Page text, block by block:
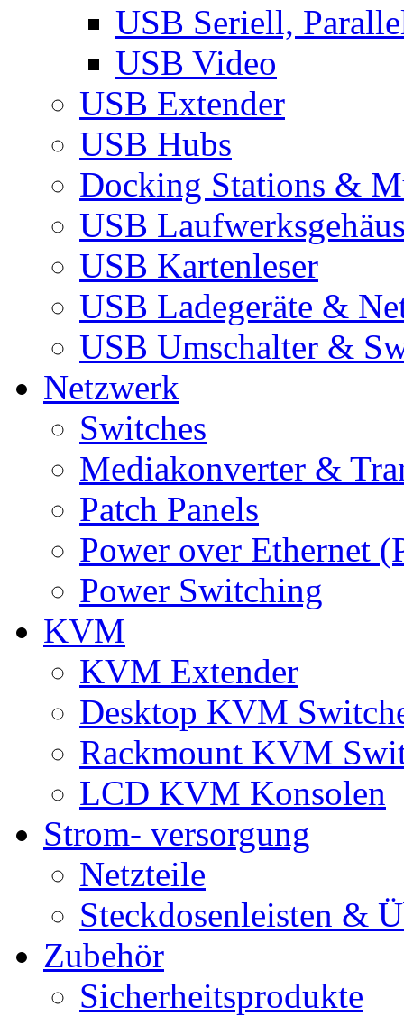
USB Seriell,
USB Video
USB Extender
USB Hubs
Docking Stations &
USB
USB Kartenleser
USB Ladegeräte &
USB Umschalter &
Netzwerk
Switches
Mediakonverter &
Patch Panels
Power over Ethernet
Power Switching
KVM
KVM Extender
Desktop KVM
Rackmount KVM
LCD KVM Konsolen
Strom- versorgung
Netzteile
Steckdosenleisten &
Zubehör
Sicherheitsprodukte